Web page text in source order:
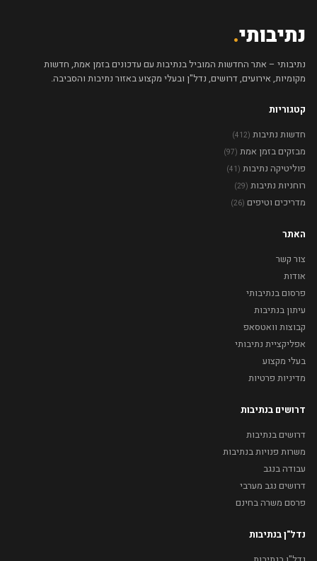
נתיבותי.
נתיבותי – אתר החדשות המוביל בנתיבות עם עדכונים בזמן אמת, חדשות
מקומיות, אירועים, דרושים, נדל"ן ובעלי מקצוע באזור נתיבות והסביבה.
קטגוריות
חדשות נתיבות (412)
מבזקים בזמן אמת (97)
פוליטיקה נתיבות (41)
רוחניות נתיבות (29)
מדריכים וטיפים (26)
האתר
צור קשר
אודות
פרסום בנתיבותי
עיתון בנתיבות
קבוצות וואטסאפ
אפליקציית נתיבותי
בעלי מקצוע
מדיניות פרטיות
דרושים בנתיבות
דרושים בנתיבות
משרות פנויות בנתיבות
עבודה בנגב
דרושים נגב מערבי
פרסם משרה בחינם
נדל"ן בנתיבות